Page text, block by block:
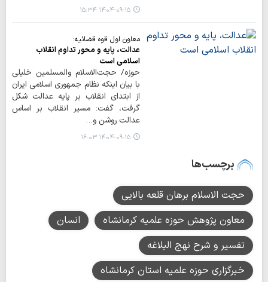
۱۴۰۴-۰۹-۱۵ ۱۵:۳۴
معاون اول قوه قضائیه:
عدالت، پایه و محور تداوم انقلاب
اسلامی است
حوزه/ حجت‌الاسلام والمسلمین خلیلی
با بیان اینکه نظام جمهوری اسلامی ایران
از ابتدای انقلاب بر پایه عدالت شکل
گرفت، گفت: مسیر انقلاب بر اساس
عدالت روشن و…
۱۴۰۴-۰۹-۱۵ ۱۶:۰۳
برچسب‌ها
حجت الاسلام برهان قلعه بالایی
معاون پژوهش حوزه علمیه کرمانشاه
انسان
تفسیر و شرح نهج البلاغه
خبرگزاری حوزه علمیه استان کرمانشاه